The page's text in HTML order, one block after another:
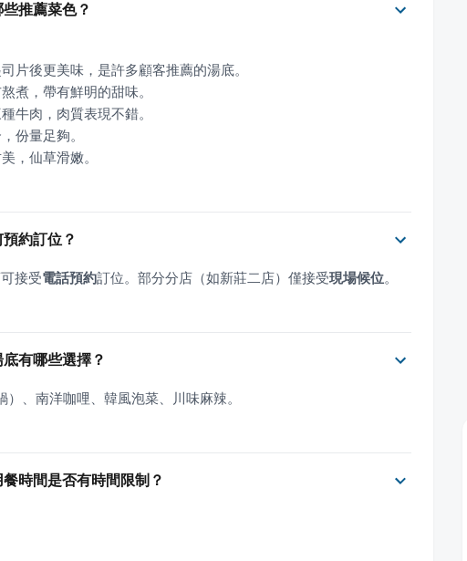
推薦菜色？
，仙草滑嫩。
約訂位？
接受電話預約訂位。部分分店（如新莊二店）僅接受現場候位。
有哪些選擇？
、南洋咖哩、韓風泡菜、川味麻辣。
時間是否有時間限制？